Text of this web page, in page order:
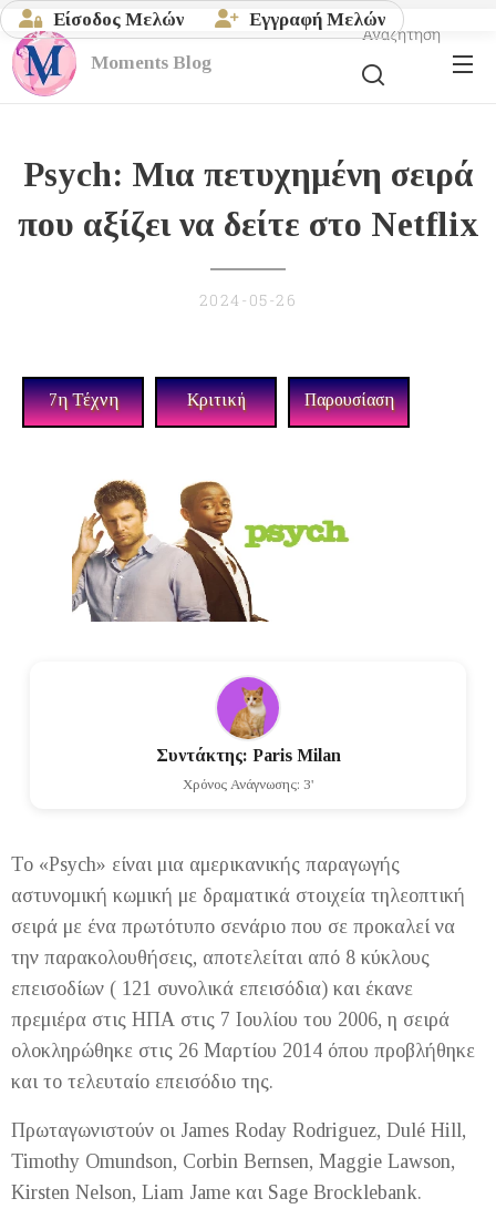
Είσοδος Μελών Εγγραφή Μελών
Moments Blog
Αναζήτηση
Psych: Μια πετυχημένη σειρά
που αξίζει να δείτε στο Netflix
2024-05-26
7η Τέχνη Κριτική Παρουσίαση
Συντάκτης: Paris Milan
Χρόνος Ανάγνωσης: 3'
Το «Psych» είναι μια αμερικανικής παραγωγής
αστυνομική κωμική με δραματικά στοιχεία τηλεοπτική
σειρά με ένα πρωτότυπο σενάριο που σε προκαλεί να
την παρακολουθήσεις, αποτελείται από 8 κύκλους
επεισοδίων ( 121 συνολικά επεισόδια) και έκανε
πρεμιέρα στις ΗΠΑ στις 7 Ιουλίου του 2006, η σειρά
ολοκληρώθηκε στις 26 Μαρτίου 2014 όπου προβλήθηκε
και το τελευταίο επεισόδιο της.
Πρωταγωνιστούν οι James Roday Rodriguez, Dulé Hill,
Timothy Omundson, Corbin Bernsen, Maggie Lawson,
Kirsten Nelson, Liam Jame και Sage Brocklebank.